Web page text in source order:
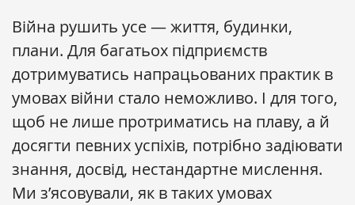
Війна рушить усе — життя, будинки,
плани. Для багатьох підприємств
дотримуватись напрацьованих практик в
умовах війни стало неможливо. І для того,
щоб не лише протриматись на плаву, а й
досягти певних успіхів, потрібно задіювати
знання, досвід, нестандартне мислення.
Ми з’ясовували, як в таких умовах